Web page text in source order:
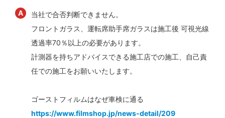
当社で合否判断できません。
フロントガラス、運転席助手席ガラスは施工後 可視光線
透過率70％以上の必要があります。
計測器を持ちアドバイスできる施工店での施工、自己責
任での施工をお願いいたします。
ゴーストフィルムはなぜ車検に通る
https://www.filmshop.jp/news-detail/209